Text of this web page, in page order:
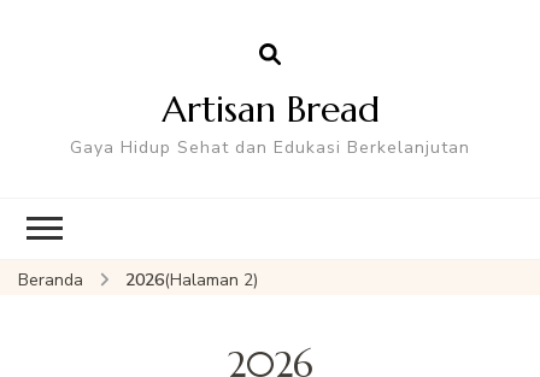
Artisan Bread
Gaya Hidup Sehat dan Edukasi Berkelanjutan
Beranda 2026(Halaman 2)
2026